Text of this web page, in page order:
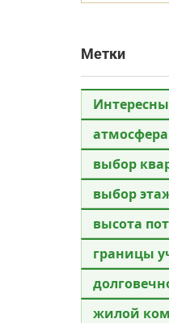
Метки
выбор
выбор
высота
границы
жилой